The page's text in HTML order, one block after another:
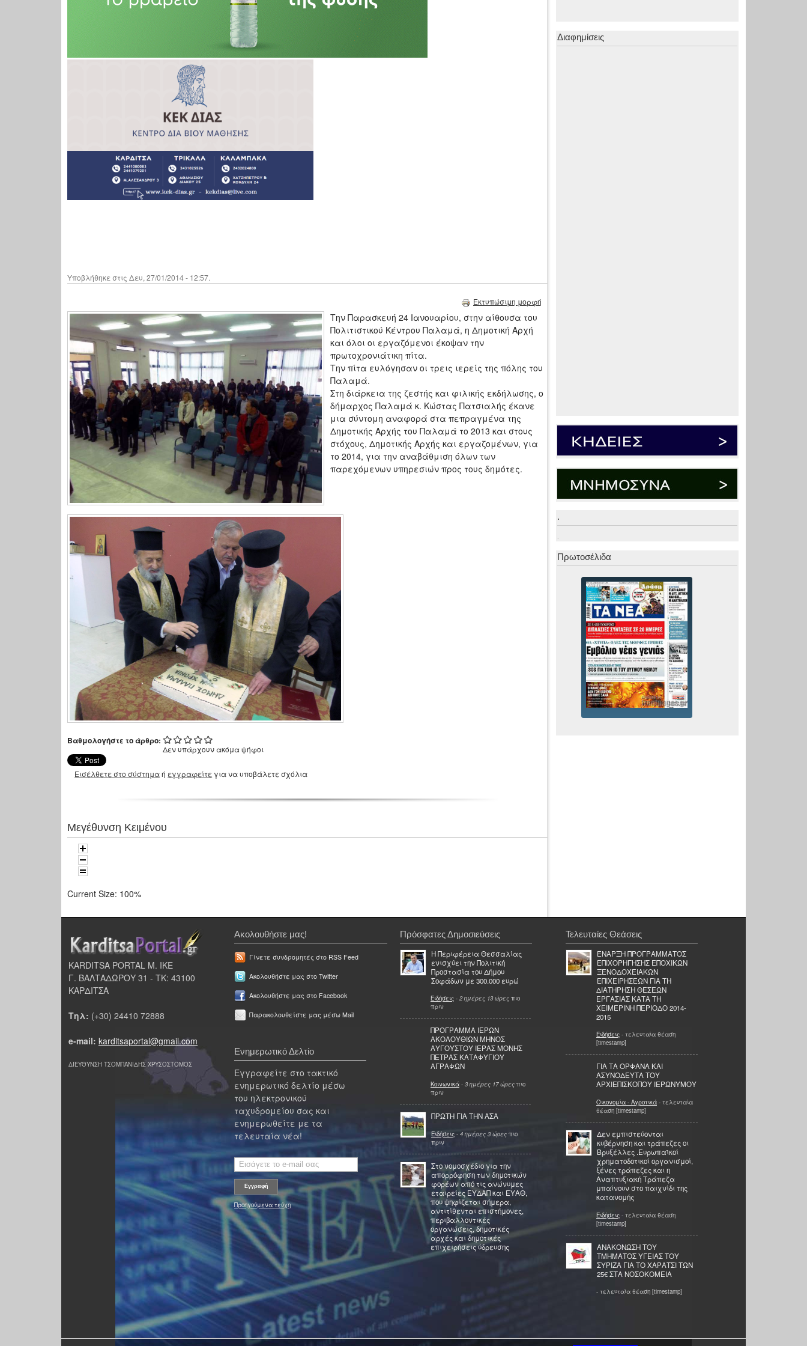
Υποβλήθηκε στις Δευ, 27/01/2014 - 12:57.
Εκτυπώσιμη μορφή
Την Παρασκευή 24 Ιανουαρίου, στην αίθουσα του
Πολιτιστικού Κέντρου Παλαμά, η Δημοτική Αρχή
και όλοι οι εργαζόμενοι έκοψαν την
πρωτοχρονιάτικη πίτα.
Την πίτα ευλόγησαν οι τρεις ιερείς της πόλης του
Παλαμά.
Στη διάρκεια της ζεστής και φιλικής εκδήλωσης, ο
δήμαρχος Παλαμά κ. Κώστας Πατσιαλής έκανε
μια σύντομη αναφορά στα πεπραγμένα της
Δημοτικής Αρχής του Παλαμά το 2013 και στους
στόχους, Δημοτικής Αρχής και εργαζομένων, για
το 2014, για την αναβάθμιση όλων των
παρεχόμενων υπηρεσιών προς τους δημότες.
Βαθμολογήστε το άρθρο:
Δεν υπάρχουν ακόμα ψήφοι
Εισέλθετε στο σύστημαή εγγραφείτε για να υποβάλετε σχόλια
Μεγέθυνση Κειμένου
Current Size: 100%
Διαφημίσεις
.
.
Πρωτοσέλιδα
KARDITSA PORTAL Μ. ΙΚΕ
Γ. ΒΑΛΤΑΔΩΡΟΥ 31 - ΤΚ: 43100
ΚΑΡΔΙΤΣΑ
Τηλ: (+30) 24410 72888
e-mail: karditsaportal@gmail.com
ΔΙΕΥΘΥΝΣΗ ΤΣΟΜΠΑΝΙΔΗΣ ΧΡΥΣΟΣΤΟΜΟΣ
Ακολουθήστε μας!
Γίνετε συνδρομητές στο RSS Feed
Ακολουθήστε μας στο Twitter
Ακολουθήστε μας στο Facebook
Παρακολουθείστε μας μέσω Mail
Ενημερωτικό Δελτίο
Εγγραφείτε στο τακτικό
ενημερωτικό δελτίο μέσω
του ηλεκτρονικού
ταχυδρομείου σας και
ενημερωθείτε με τα
τελευταία νέα!
Προηγούμενα τεύχη
Πρόσφατες Δημοσιεύσεις
Η Περιφέρεια Θεσσαλίας
ενισχύει την Πολιτική
Προστασία του Δήμου
Σοφάδων με 300.000 ευρώ
Ειδήσεις - 2 ημέρες 13 ώρες πιο
πριν
ΠΡΟΓΡΑΜΜΑ ΙΕΡΩΝ
ΑΚΟΛΟΥΘΙΩΝ ΜΗΝΟΣ
ΑΥΓΟΥΣΤΟΥ ΙΕΡΑΣ ΜΟΝΗΣ
ΠΕΤΡΑΣ ΚΑΤΑΦΥΓΙΟΥ
ΑΓΡΑΦΩΝ
Κοινωνικά - 3 ημέρες 17 ώρες πιο
πριν
ΠΡΩΤΗ ΓΙΑ ΤΗΝ ΑΣΑ
Ειδήσεις - 4 ημέρες 3 ώρες πιο
πριν
Στο νομοσχέδιο για την
απορρόφηση των δημοτικών
φορέων από τις ανώνυμες
εταιρείες ΕΥΔΑΠ και ΕΥΑΘ,
που ψηφίζεται σήμερα,
αντιτίθενται επιστήμονες,
περιβαλλοντικές
οργανώσεις, δημοτικές
αρχές και δημοτικές
επιχειρήσεις ύδρευσης
Τελευταίες Θεάσεις
ΈΝΑΡΞΗ ΠΡΟΓΡΑΜΜΑΤΟΣ
ΕΠΙΧΟΡΗΓΗΣΗΣ ΕΠΟΧΙΚΩΝ
ΞΕΝΟΔΟΧΕΙΑΚΩΝ
ΕΠΙΧΕΙΡΗΣΕΩΝ ΓΙΑ ΤΗ
ΔΙΑΤΗΡΗΣΗ ΘΕΣΕΩΝ
ΕΡΓΑΣΙΑΣ ΚΑΤΑ ΤΗ
ΧΕΙΜΕΡΙΝΗ ΠΕΡΙΟΔΟ 2014-
2015
Ειδήσεις - τελευταία θέαση
[timestamp]
ΓΙΑ ΤΑ ΟΡΦΑΝΑ ΚΑΙ
ΑΣΥΝΟΔΕΥΤΑ ΤΟΥ
ΑΡΧΙΕΠΙΣΚΟΠΟΥ ΙΕΡΩΝΥΜΟΥ
Οικονομία - Αγροτικά - τελευταία
θέαση [timestamp]
Δεν εμπιστεύονται
κυβέρνηση και τράπεζες οι
Βρυξέλλες .Ευρωπαϊκοί
χρηματοδοτικοί οργανισμοί,
ξένες τράπεζες και η
Αναπτυξιακή Τράπεζα
μπαίνουν στο παιχνίδι της
κατανομής
Ειδήσεις - τελευταία θέαση
[timestamp]
ΑΝΑΚΟΝΩΣΗ ΤΟΥ
ΤΜΗΜΑΤΟΣ ΥΓΕΙΑΣ ΤΟΥ
ΣΥΡΙΖΑ ΓΙΑ ΤΟ ΧΑΡΑΤΣΙ ΤΩΝ
25€ ΣΤΑ ΝΟΣΟΚΟΜΕΙΑ
- τελευταία θέαση [timestamp]